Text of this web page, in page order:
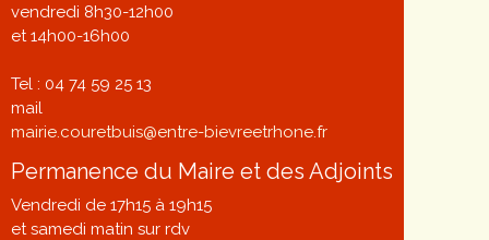
vendredi 8h30-12h00
et 14h00-16h00
Tel : 04 74 59 25 13
mail
mairie.couretbuis@entre-bievreetrhone.fr
Permanence du Maire et des Adjoints
Vendredi de 17h15 à 19h15
et samedi matin sur rdv